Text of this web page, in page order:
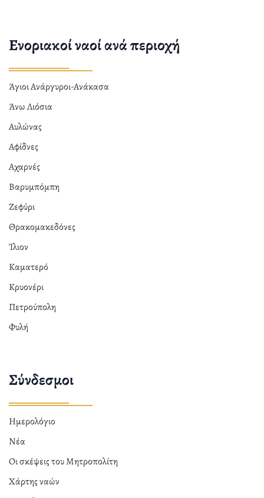
Ενοριακοί ναοί ανά περιοχή
Άγιοι Ανάργυροι-Ανάκασα
Άνω Λιόσια
Αυλώνας
Αφίδνες
Αχαρνές
Βαρυμπόμπη
Ζεφύρι
Θρακομακεδόνες
Ίλιον
Καματερό
Κρυονέρι
Πετρούπολη
Φυλή
Σύνδεσμοι
Ημερολόγιο
Νέα
Οι σκέψεις του Μητροπολίτη
Χάρτης ναών